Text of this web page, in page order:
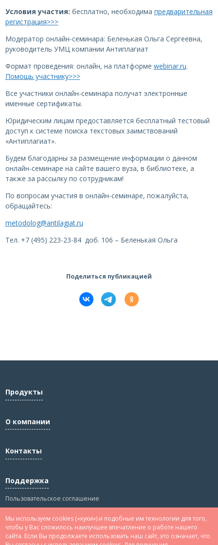
Мы используем cookies («куки») и подобные им технологии для того,
чтобы у Вас сложилось наилучшее впечатление о работе нашего
сайта. Если Вы продолжаете использовать наш сайт, это означает, что
Условия участия: бесплатно, необходима предварительная
регистрация>>>
Модератор онлайн-семинара: Беленькая Ольга Сергеевна,
руководитель УМЦ компании Антиплагиат
Формат проведения: онлайн, на платформе webinar.ru.
Помощь участнику>>>
Все участники онлайн-семинара получат электронные
именные сертификаты.
Юридическим лицам предоставляется бесплатный тестовый
доступ к системе поиска текстовых заимствований
«Антиплагиат».
Будем благодарны за размещение информации о данном
онлайн-семинаре на сайте вашего вуза, в библиотеке, а
также за рассылку по сотрудникам!
По вопросам участия в онлайн-семинаре, пожалуйста,
обращайтесь:
metodolog@antilagiat.ru
Тел. +7 (495) 223-23-84 доб. 106 – Беленькая Ольга
Поделиться публикацией
Продукты
О компании
Контакты
Поддержка
Пользовательское соглашение
Сведения